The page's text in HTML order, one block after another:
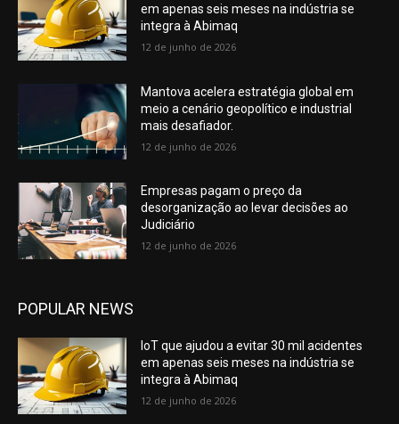
em apenas seis meses na indústria se
integra à Abimaq
12 de junho de 2026
Mantova acelera estratégia global em
meio a cenário geopolítico e industrial
mais desafiador.
12 de junho de 2026
Empresas pagam o preço da
desorganização ao levar decisões ao
Judiciário
12 de junho de 2026
POPULAR NEWS
IoT que ajudou a evitar 30 mil acidentes
em apenas seis meses na indústria se
integra à Abimaq
12 de junho de 2026